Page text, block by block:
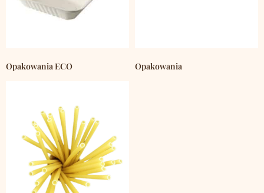
Opakowania ECO Opakowania